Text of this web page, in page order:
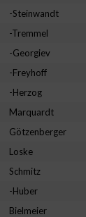
-Steinwandt
-Tremmel
-Georgiev
-Freyhoff
-Herzog
Marquardt
Götzenberger
Loske
Schmitz
-Huber
Bielmeier